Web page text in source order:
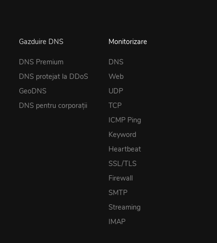
Gazduire DNS
DNS Premium
DNS protejat la DDoS
GeoDNS
DNS pentru corporații
Monitorizare
DNS
Web
UDP
TCP
ICMP Ping
Keyword
Heartbeat
SSL/TLS
Firewall
SMTP
Streaming
IMAP